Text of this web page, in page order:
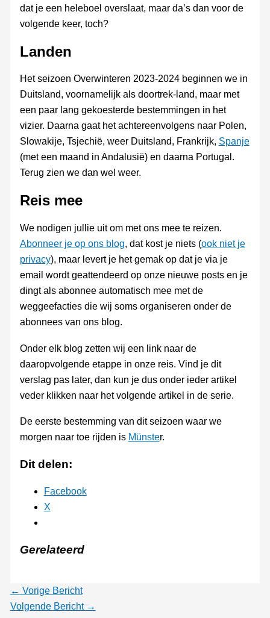
dat je een heleboel overslaat, maar da’s dan voor de
volgende keer, toch?
Landen
Het seizoen Overwinteren 2023-2024 beginnen we in
Duitsland, voornamelijk als doortrek-land, maar met
een paar lang gekoesterde bestemmingen in het
vizier. Daarna gaat het achtereenvolgens naar Polen,
Slowakije, Tsjechië, weer Duitsland, Frankrijk, Spanje
(met een maand in Andalusië) en daarna Portugal.
Terug zien we dan wel weer.
Reis mee
We nodigen jullie uit om met ons mee te reizen.
Abonneer je op ons blog, dat kost je niets (ook niet je
privacy), maar levert je het gemak op dat je via je
email wordt geattendeerd op onze nieuwe posts en je
dingt als abonnee automatisch mee met de
weggeefacties die wij soms organiseren onder de
abonnees van ons blog.
Onder elk blog zetten wij een link naar de
daaropvolgende etappe in onze reis. Vind je dit
verslag pas later, dan kun je dus onder ieder artikel
veder klikken naar het volgende artikel in de serie.
De eerste bestemming van dit seizoen waar we
morgen naar toe rijden is Münster.
Dit delen:
Facebook
X
Gerelateerd
← Vorige Bericht
Volgende Bericht →